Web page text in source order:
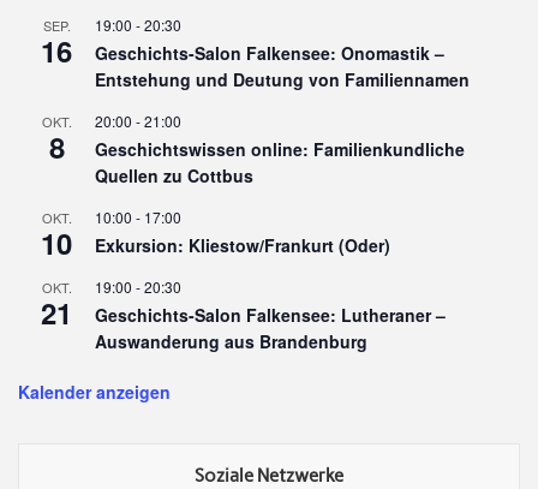
SEP.
16
19:00 -20:30
Geschichts-Salon Falkensee: Onomastik –
Entstehung und Deutung von Familiennamen
OKT.
8
20:00 -21:00
Geschichtswissen online: Familienkundliche
Quellen zu Cottbus
OKT.
10
10:00 - 17:00
Exkursion: Kliestow/Frankurt (Oder)
OKT.
21
19:00 -20:30
Geschichts-Salon Falkensee: Lutheraner –
Auswanderung aus Brandenburg
Kalender anzeigen
Soziale Netzwerke